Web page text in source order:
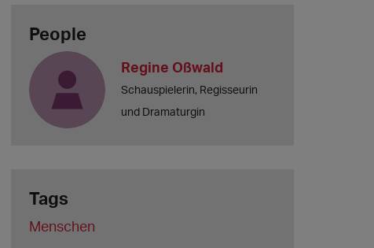
People
Regine Oßwald
Schauspielerin, Regisseurin
und Dramaturgin
Tags
Menschen